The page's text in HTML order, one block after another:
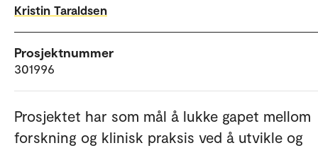
Kristin Taraldsen
Prosjektnummer
301996
Prosjektet har som mål å lukke gapet mellom
forskning og klinisk praksis ved å utvikle og